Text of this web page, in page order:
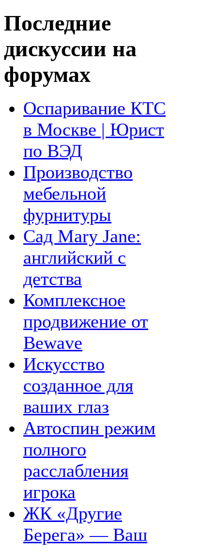
Последние
дискуссии на
форумах
Оспаривание КТС
в Москве | Юрист
по ВЭД
Производство
мебельной
фурнитуры
Сад Mary Jane:
английский с
детства
Комплексное
продвижение от
Bewave
Искусство
созданное для
ваших глаз
Автоспин режим
полного
расслабления
игрока
ЖК «Другие
Берега» — Ваш